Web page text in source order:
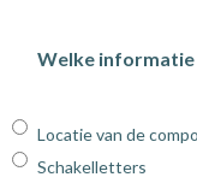
Welke informatie
Locatie van de
Schakelletters